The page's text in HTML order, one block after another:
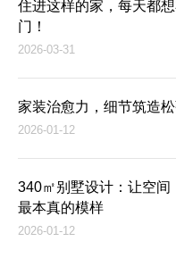
住进这样的家，每天都
门！
2026-03-31
家装治愈力，细节筑造
2026-01-12
340㎡别墅设计：让空间
最本真的模样
2026-01-12